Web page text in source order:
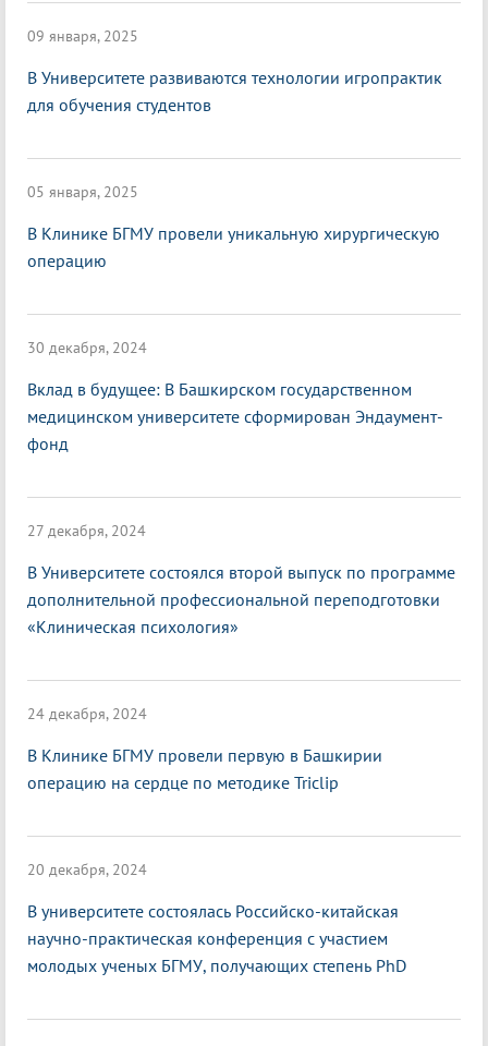
09 января, 2025
В Университете развиваются технологии игропрактик
для обучения студентов
05 января, 2025
В Клинике БГМУ провели уникальную хирургическую
операцию
30 декабря, 2024
Вклад в будущее: В Башкирском государственном
медицинском университете сформирован Эндаумент-
фонд
27 декабря, 2024
В Университете состоялся второй выпуск по программе
дополнительной профессиональной переподготовки
«Клиническая психология»
24 декабря, 2024
В Клинике БГМУ провели первую в Башкирии
операцию на сердце по методике Triclip
20 декабря, 2024
В университете состоялась Российско-китайская
научно-практическая конференция с участием
молодых ученых БГМУ, получающих степень PhD